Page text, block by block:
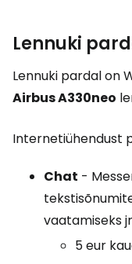
Lennuki
Lennuki pardal on
Airbus A330neo
Internetiühendust
Chat -
vaatamiseks
5 eur